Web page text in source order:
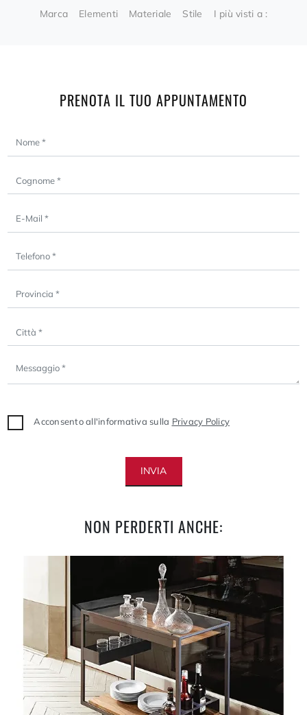
Marca Elementi Materiale Stile I più visti a :
PRENOTA IL TUO APPUNTAMENTO
Acconsento all'informativa sulla Privacy Policy
INVIA
NON PERDERTI ANCHE: